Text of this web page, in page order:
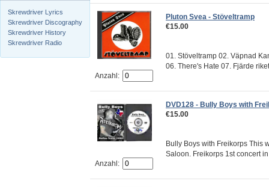
Skrewdriver Lyrics
Skrewdriver Discography
Skrewdriver History
Skrewdriver Radio
Anzahl:
Pluton Svea - Stöveltramp
€15.00
01. Stöveltramp 02. Väpnad
06. There's Hate 07. Fjärde
Anzahl:
DVD128 - Bully Boys with
€15.00
Bully Boys with Freikorps This
Saloon. Freikorps 1st concert